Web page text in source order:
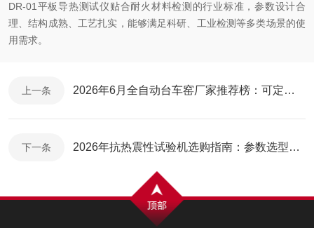
DR-01平板导热测试仪贴合耐火材料检测的行业标准，参数设计合
理、结构成熟、工艺扎实，能够满足科研、工业检测等多类场景的使
用需求。
上一条 2026年6月全自动台车窑厂家推荐榜：可定制、交货快、信用好的实力厂商优选！
下一条 2026年抗热震性试验机选购指南：参数选型与选购建议全攻略，哪个厂家型号全、技术先进？